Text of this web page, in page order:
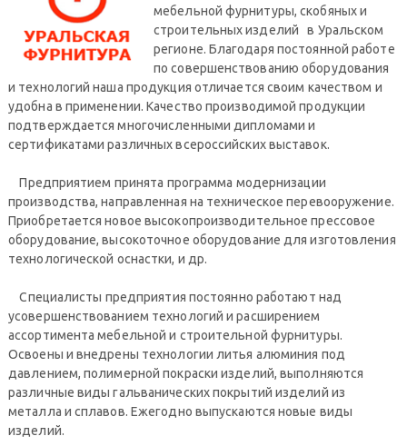
мебельной фурнитуры, скобяных и
строительных изделий в Уральском
регионе. Благодаря постоянной работе
по совершенствованию оборудования
и технологий наша продукция отличается своим качеством и
удобна в применении. Качество производимой продукции
подтверждается многочисленными дипломами и
сертификатами различных всероссийских выставок.
Предприятием принята программа модернизации
производства, направленная на техническое перевооружение.
Приобретается новое высокопроизводительное прессовое
оборудование, высокоточное оборудование для изготовления
технологической оснастки, и др.
Специалисты предприятия постоянно работают над
усовершенствованием технологий и расширением
ассортимента мебельной и строительной фурнитуры.
Освоены и внедрены технологии литья алюминия под
давлением, полимерной покраски изделий, выполняются
различные виды гальванических покрытий изделий из
металла и сплавов. Ежегодно выпускаются новые виды
изделий.